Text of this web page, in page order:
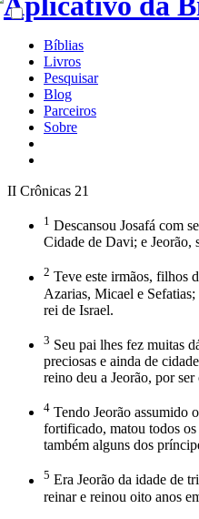
Bíblias
Livros
Pesquisar
Blog
Parceiros
Sobre
II Crônicas 21
1 Descansou Josafá com
Cidade de Davi; e Jeorão,
2 Teve este irmãos, filhos
Azarias, Micael e
rei de Israel.
3 Seu pai lhes fez muitas
preciosas e ainda de
reino deu a Jeorão, por
4 Tendo Jeorão assumido
fortificado, matou todos os
também alguns dos
5 Era Jeorão da idade de
reinar e reinou oito anos